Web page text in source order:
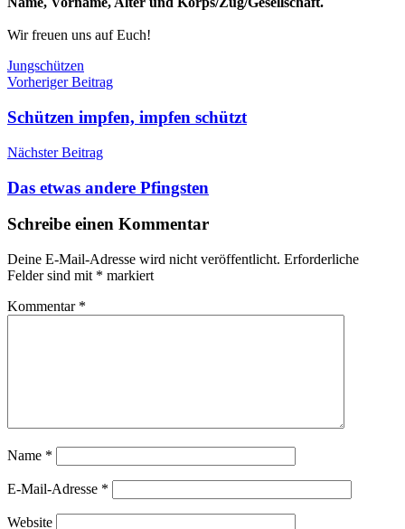
Wir freuen uns auf Euch!
Jungschützen
Jungschützen
Beitragsnavigation
Vorheriger Beitrag
Schützen impfen, impfen schützt
Nächster Beitrag
Das etwas andere Pfingsten
Schreibe einen Kommentar
Deine E-Mail-Adresse wird nicht veröffentlicht. Erforderliche
Felder sind mit * markiert
Kommentar *
Name *
E-Mail-Adresse *
Website